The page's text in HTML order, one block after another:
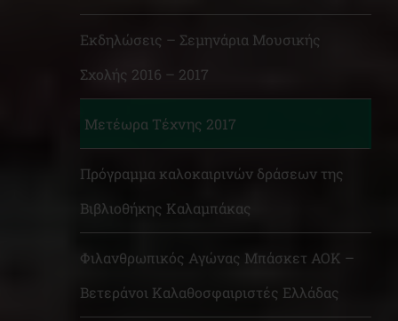
Εκδηλώσεις – Σεμηνάρια Μουσικής
Σχολής 2016 – 2017
Μετέωρα Τέχνης 2017
Πρόγραμμα καλοκαιρινών δράσεων της
Βιβλιοθήκης Καλαμπάκας
Φιλανθρωπικός Αγώνας Μπάσκετ ΑΟΚ –
Βετεράνοι Καλαθοσφαιριστές Ελλάδας